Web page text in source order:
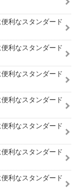
利なスタンダード
利なスタンダード
利なスタンダード
利なスタンダード
利なスタンダード
利なスタンダード
利なスタンダード